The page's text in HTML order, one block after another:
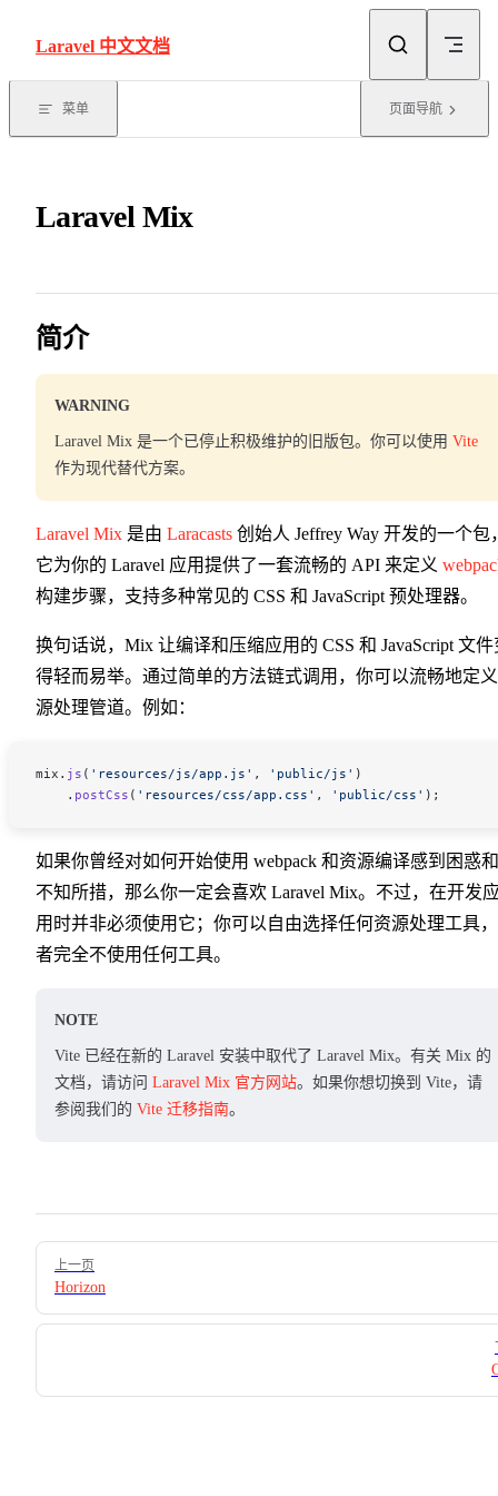
Laravel 中文文档
菜单 页面导航
Laravel Mix
简介
WARNING
Laravel Mix 是一个已停止积极维护的旧版包。你可以使用 Vite
作为现代替代方案。
Laravel Mix 是由 Laracasts 创始人 Jeffrey Way 开发的一个包
它为你的 Laravel 应用提供了一套流畅的 API 来定义
构建步骤，支持多种常见的 CSS 和 JavaScript 预处理器。
换句话说，Mix 让编译和压缩应用的 CSS 和 JavaScript 文件
得轻而易举。通过简单的方法链式调用，你可以流畅地定
源处理管道。例如：
mix . js ( 'resources/js/app.js' , 'public/js' )
    .
postCss ( 'resources/css/app.css' , 'public/css' );
如果你曾经对如何开始使用 webpack 和资源编译感到困惑和
不知所措，那么你一定会喜欢 Laravel Mix。不过，在开发
用时并非必须使用它；你可以自由选择任何资源处理工具
者完全不使用任何工具。
NOTE
Vite 已经在新的 Laravel 安装中取代了 Laravel Mix。有关 Mix 的
文档，请访问 Laravel Mix 官方网站。如果你想切换到 Vite，请
参阅我们的 Vite 迁移指南。
Pager
上一页
Horizon